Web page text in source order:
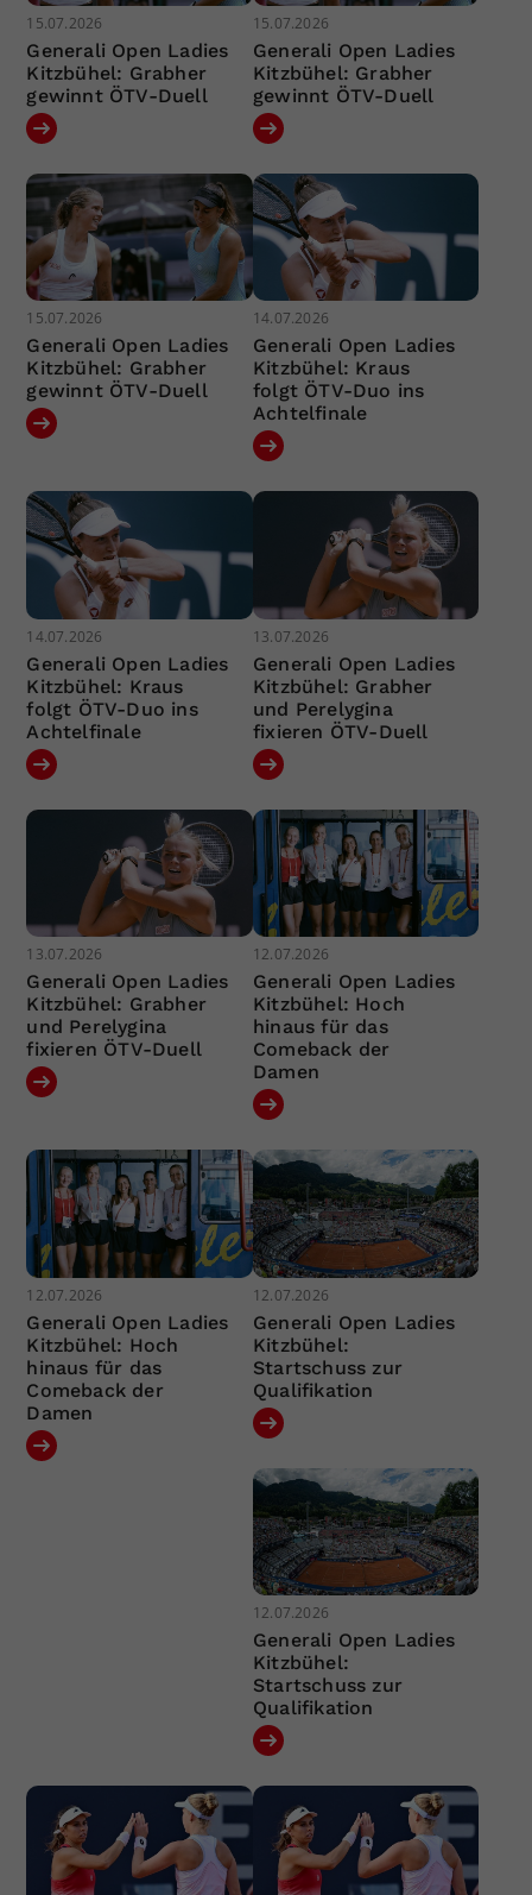
15.07.2026
Generali Open Ladies
Kitzbühel: Grabher
gewinnt ÖTV-Duell
15.07.2026
Generali Open Ladies
Kitzbühel: Grabher
gewinnt ÖTV-Duell
15.07.2026
Generali Open Ladies
Kitzbühel: Grabher
gewinnt ÖTV-Duell
14.07.2026
Generali Open Ladies
Kitzbühel: Kraus
folgt ÖTV-Duo ins
Achtelfinale
14.07.2026
Generali Open Ladies
Kitzbühel: Kraus
folgt ÖTV-Duo ins
Achtelfinale
13.07.2026
Generali Open Ladies
Kitzbühel: Grabher
und Perelygina
fixieren ÖTV-Duell
13.07.2026
Generali Open Ladies
Kitzbühel: Grabher
und Perelygina
fixieren ÖTV-Duell
12.07.2026
Generali Open Ladies
Kitzbühel: Hoch
hinaus für das
Comeback der
Damen
12.07.2026
Generali Open Ladies
Kitzbühel: Hoch
hinaus für das
Comeback der
Damen
12.07.2026
Generali Open Ladies
Kitzbühel:
Startschuss zur
Qualifikation
12.07.2026
Generali Open Ladies
Kitzbühel:
Startschuss zur
Qualifikation